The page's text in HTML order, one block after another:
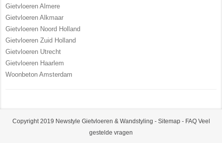
Gietvloeren Almere
Gietvloeren Alkmaar
Gietvloeren Noord Holland
Gietvloeren Zuid Holland
Gietvloeren Utrecht
Gietvloeren Haarlem
Woonbeton Amsterdam
Copyright 2019 Newstyle Gietvloeren & Wandstyling - Sitemap- FAQ Veel
gestelde vragen